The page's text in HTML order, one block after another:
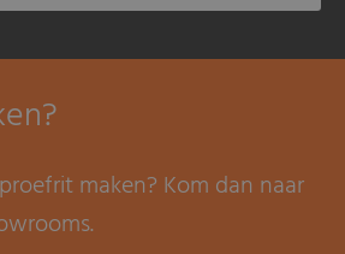
maken? Kom dan naar